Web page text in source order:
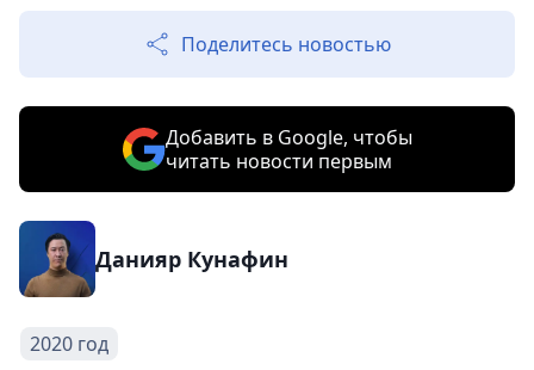
Поделитесь новостью
Добавить в Google, чтобы
читать новости первым
Данияр Кунафин
2020 год